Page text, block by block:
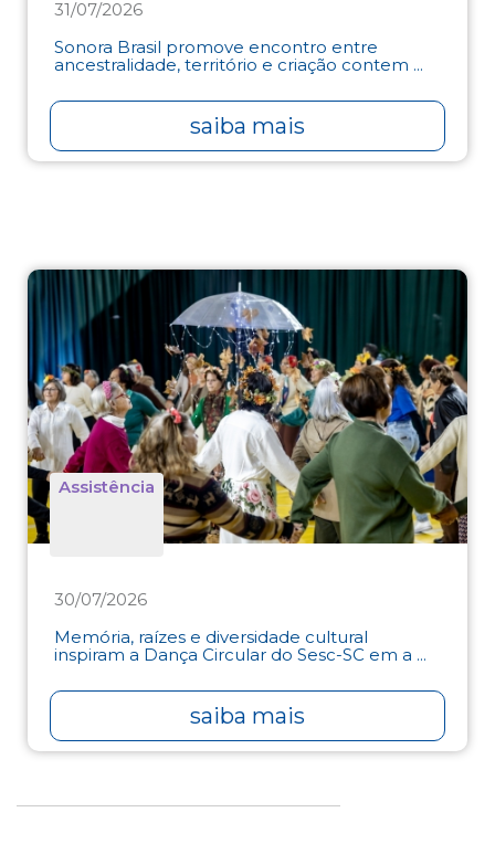
31/07/2026
Sonora Brasil promove encontro entre
ancestralidade, território e criação contem ...
saiba mais
Assistência
30/07/2026
Memória, raízes e diversidade cultural
inspiram a Dança Circular do Sesc-SC em a ...
saiba mais